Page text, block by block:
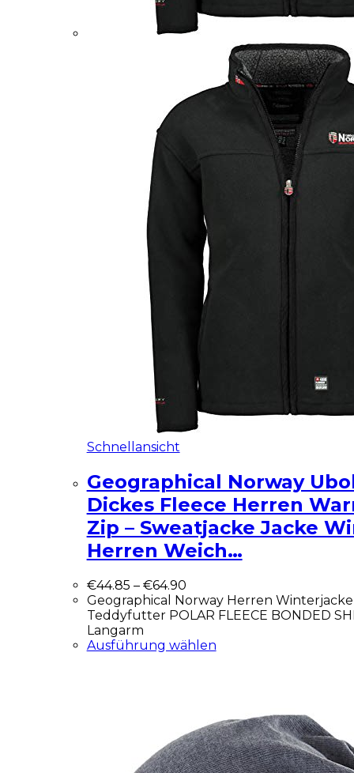
Schnellansicht
Geographical Norway
Dickes Fleece Herren
Zip – Sweatjacke Jacke
Herren Weich…
€44.85 – €64.90
Geographical Norway Herren
Teddyfutter POLAR FLEECE BONDED
Langarm
Ausführung wählen